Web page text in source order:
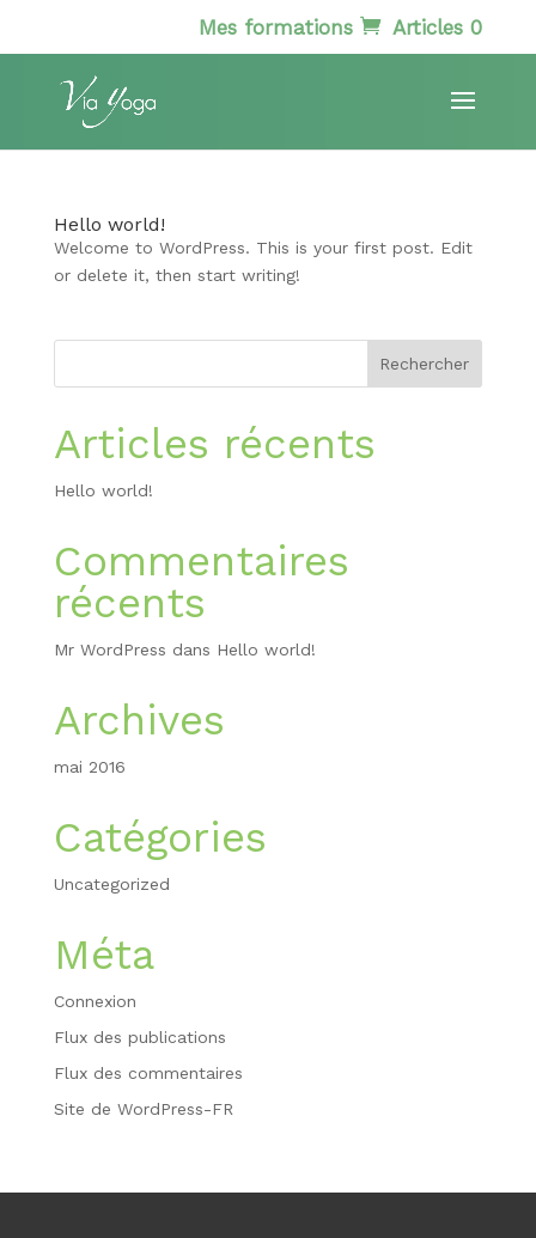
Mes formations Articles 0
Hello world!
Welcome to WordPress. This is your first post. Edit
or delete it, then start writing!
Articles récents
Hello world!
Commentaires
récents
Mr WordPress dans Hello world!
Archives
mai 2016
Catégories
Uncategorized
Méta
Connexion
Flux des publications
Flux des commentaires
Site de WordPress-FR